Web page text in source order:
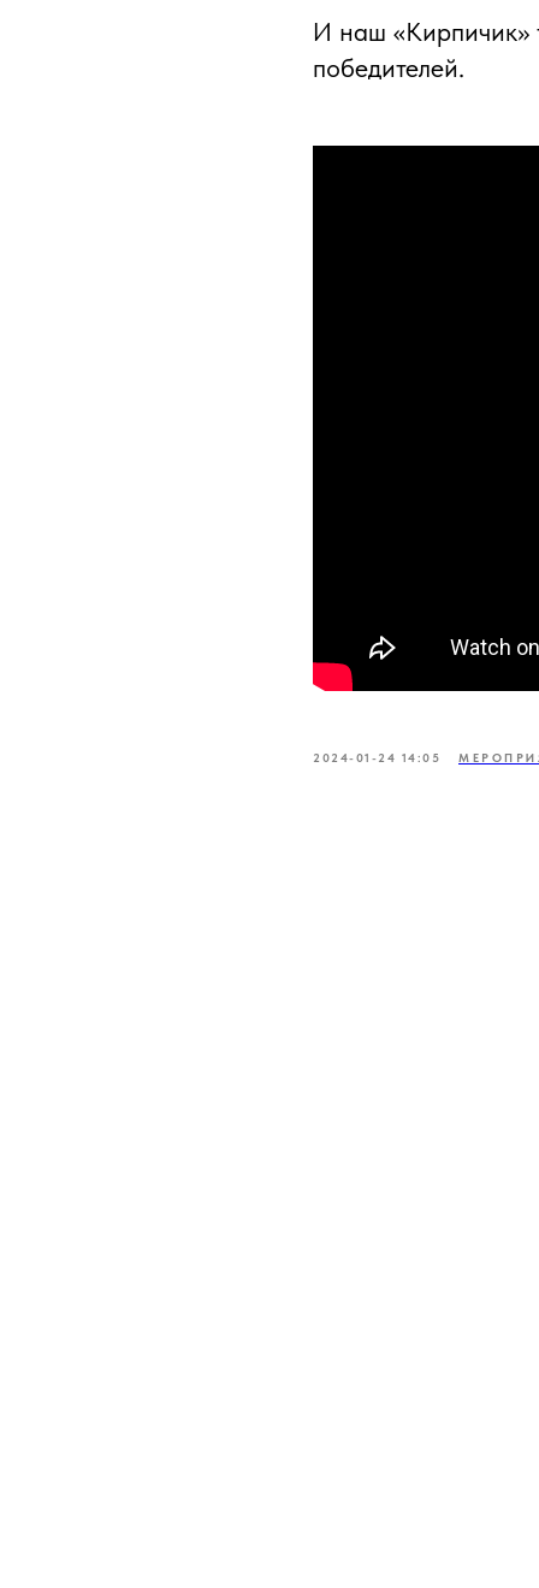
И наш «Кирпичик»
победителей.
2024-01-24 14:05